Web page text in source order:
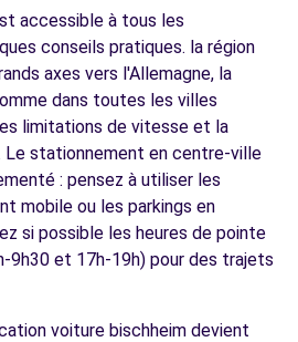
accessible à tous les
conseils pratiques. la région
axes vers l'Allemagne, la
dans toutes les villes
limitations de vitesse et la
Le stationnement en centre-ville
: pensez à utiliser les
mobile ou les parkings en
si possible les heures de pointe
9h30 et 17h-19h) pour des trajets
voiture bischheim devient